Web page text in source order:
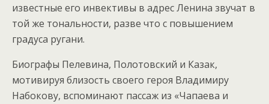
известные его инвективы в адрес Ленина звучат в
той же тональности, разве что с повышением
градуса ругани.
Биографы Пелевина, Полотовский и Казак,
мотивируя близость своего героя Владимиру
Набокову, вспоминают пассаж из «Чапаева и